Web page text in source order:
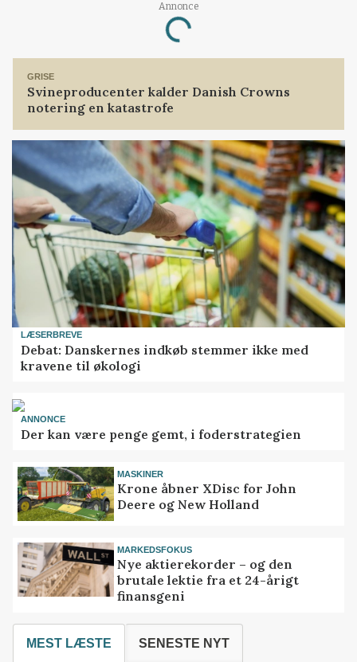
Annonce
Loading...
GRISE
Svineproducenter kalder Danish Crowns
notering en katastrofe
LÆSERBREVE
Debat: Danskernes indkøb stemmer ikke med
kravene til økologi
ANNONCE
Der kan være penge gemt, i foderstrategien
MASKINER
Krone åbner XDisc for John
Deere og New Holland
MARKEDSFOKUS
Nye aktierekorder – og den
brutale lektie fra et 24-årigt
finansgeni
MEST LÆSTE SENESTE NYT